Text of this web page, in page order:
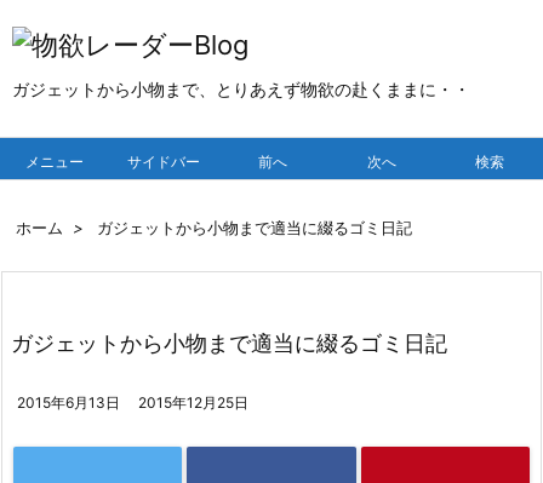
ガジェットから小物まで、とりあえず物欲の赴くままに・・
メニュー サイドバー 前へ 次へ 検索
ホーム > ガジェットから小物まで適当に綴るゴミ日記
ガジェットから小物まで適当に綴るゴミ日記
2015年6月13日 2015年12月25日